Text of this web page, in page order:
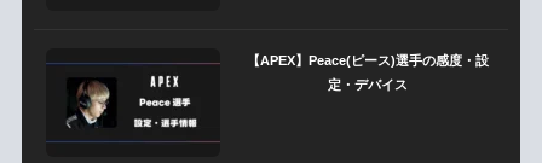
【APEX】Peace(ピース)選手の感度・設
定・デバイス